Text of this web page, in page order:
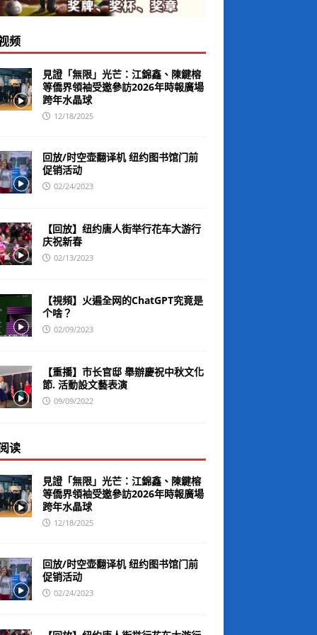
频
見證「無限」光芒：江錦鑫、陳鍵榕
等僑界領袖受邀參訪2026年時報廣場
跨年水晶球
12/18/2025
回放/时空壶翻译机 纽约图书馆门前
促销活动
02/24/2023
【回放】纽约唐人街举行花车大游行
庆祝新春
02/13/2023
【視頻】火遍全网的ChatGPT究竟是
个啥？
02/09/2023
【重播】市长官邸 舉辦慶祝中秋文化
節. 活動設文藝表演
09/09/2022
读
見證「無限」光芒：江錦鑫、陳鍵榕
等僑界領袖受邀參訪2026年時報廣場
跨年水晶球
12/18/2025
回放/时空壶翻译机 纽约图书馆门前
促销活动
02/24/2023